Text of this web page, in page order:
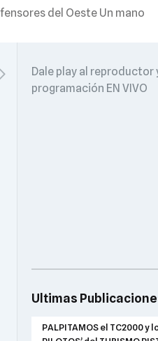
del Oeste Un mano
Dale play al
programación EN VIVO
Ultimas
PALPITAMOS el TC2000 y